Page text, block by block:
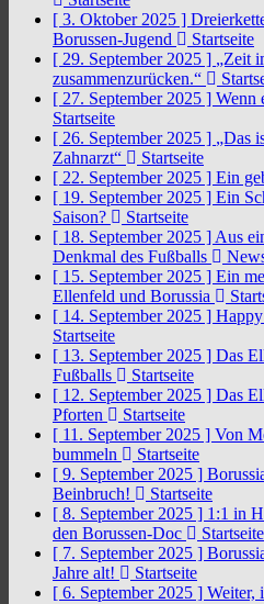
[ 3. Oktober 2025 ]
Borussen-Jugend
Startseite
[ 29. September 2025 ] „Zeit
zusammenzurücken.“
[ 27. September 2025 ] Wenn
Startseite
[ 26. September 2025 ] „Das
Zahnarzt“
Startseite
[ 22. September 2025 ] Ein
[ 19. September 2025 ] Ein
Saison?
Startseite
[ 18. September 2025 ] Aus
Denkmal des Fußballs
[ 15. September 2025 ] Ein
Ellenfeld und Borussia
[ 14. September 2025 ]
Startseite
[ 13. September 2025 ] Das
Fußballs
Startseite
[ 12. September 2025 ] Das
Pforten
Startseite
[ 11. September 2025 ] Von
bummeln
Startseite
[ 9. September 2025 ]
Beinbruch!
Startseite
[ 8. September 2025 ] 1:1 in
den Borussen-Doc
Startseite
[ 7. September 2025 ]
Jahre alt!
Startseite
[ 6. September 2025 ] Weiter,